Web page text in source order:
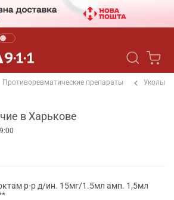
Противоревматические препараты Уколы
в Харькове
р-р д/ин. 15мг/1.5мл амп. 1,5мл